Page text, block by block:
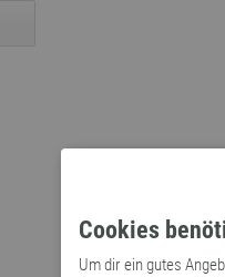
Cookies
Um dir ein gutes